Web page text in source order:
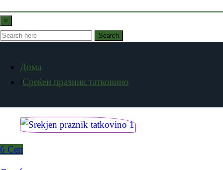
×
Search
Дома
Среќен празник татковино
6 Сеп